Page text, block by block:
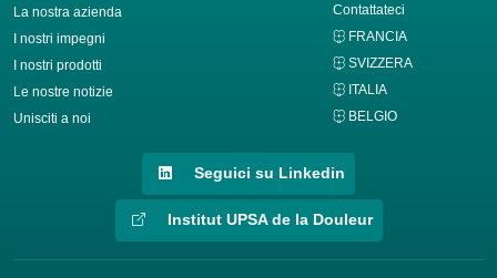
La nostra azienda
I nostri impegni
I nostri prodotti
Le nostre notizie
Unisciti a noi
Contattateci
FRANCIA
SVIZZERA
ITALIA
BELGIO
Seguici su Linkedin
Institut UPSA de la Douleur